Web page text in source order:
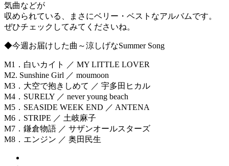
気曲などが
収められている、まさにベリー・ベストなアルバムです。
ぜひチェックしてみてくださいね。
◆今週お届けした曲～涼しげなSummer Song
M1．白いカイト ／ MY LITTLE LOVER
M2. Sunshine Girl ／ moumoon
M3．大空で抱きしめて ／ 宇多田ヒカル
M4．SURELY ／ never young beach
M5．SEASIDE WEEK END ／ ANTENA
M6．STRIPE ／ 土岐麻子
M7．鎌倉物語 ／ サザンオールスターズ
M8．エンジン ／ 奥田民生